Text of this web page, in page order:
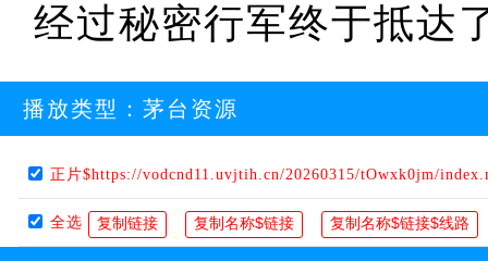
经过秘密行军终于抵
播放类型： 茅台资源
正片$https://vodcnd11.uvjtih.cn/20260315/tOwxk0jm/
全选